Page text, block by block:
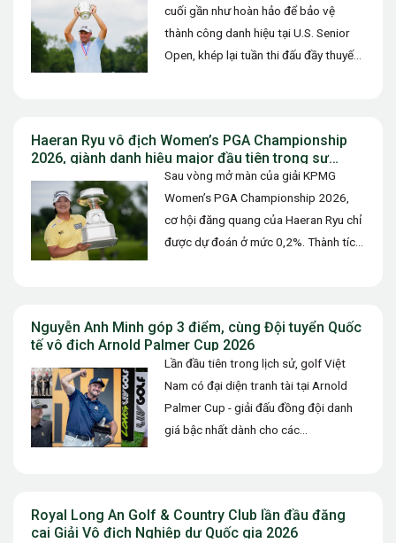
cuối gần như hoàn hảo để bảo vệ
thành công danh hiệu tại U.S. Senior
Open, khép lại tuần thi đấu đầy thuyết
Haeran Ryu vô địch Women’s PGA Championship
2026, giành danh hiệu major đầu tiên trong sự
Sau vòng mở màn của giải KPMG
Women’s PGA Championship 2026,
cơ hội đăng quang của Haeran Ryu chỉ
được dự đoán ở mức 0,2%. Thành tích
Nguyễn Anh Minh góp 3 điểm, cùng Đội tuyển Quốc
Lần đầu tiên trong lịch sử, golf Việt
Nam có đại diện tranh tài tại Arnold
Palmer Cup - giải đấu đồng đội danh
giá bậc nhất dành cho các…
Royal Long An Golf & Country Club lần đầu đăng
cai Giải Vô địch Nghiệp dư Quốc gia 2026